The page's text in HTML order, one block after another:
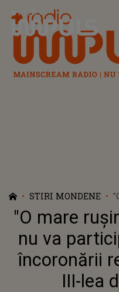
Radio Impuls
STIRI MONDENE
"O mare
nu va
încoronării
III-lea